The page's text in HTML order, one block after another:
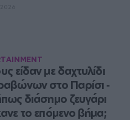
είδαν με δαχτυλίδι
στο Παρίσι ‑
διάσημο ζευγάρι
το επόμενο βήμα;